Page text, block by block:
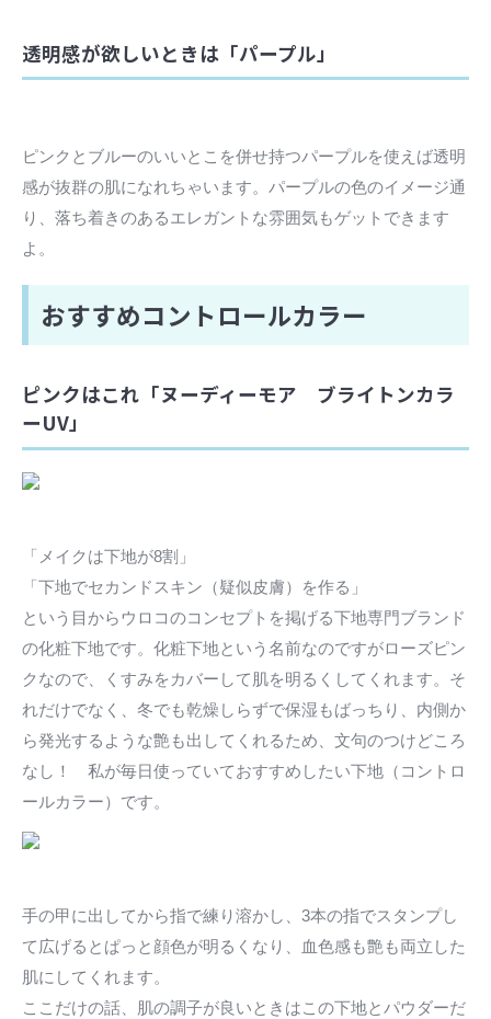
透明感が欲しいときは「パープル」
ピンクとブルーのいいとこを併せ持つパープルを使えば透明
感が抜群の肌になれちゃいます。パープルの色のイメージ通
り、落ち着きのあるエレガントな雰囲気もゲットできます
よ。
おすすめコントロールカラー
ピンクはこれ「ヌーディーモア ブライトンカラ
ーUV」
「メイクは下地が8割」
「下地でセカンドスキン（疑似皮膚）を作る」
という目からウロコのコンセプトを掲げる下地専門ブランド
の化粧下地です。化粧下地という名前なのですがローズピン
クなので、くすみをカバーして肌を明るくしてくれます。そ
れだけでなく、冬でも乾燥しらずで保湿もばっちり、内側か
ら発光するような艶も出してくれるため、文句のつけどころ
なし！ 私が毎日使っていておすすめしたい下地（コントロ
ールカラー）です。
手の甲に出してから指で練り溶かし、3本の指でスタンプし
て広げるとぱっと顔色が明るくなり、血色感も艶も両立した
肌にしてくれます。
ここだけの話、肌の調子が良いときはこの下地とパウダーだ